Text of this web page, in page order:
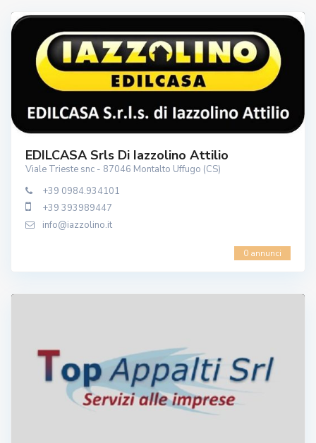
EDILCASA Srls Di Iazzolino Attilio
Viale Trieste snc - 87046 Montalto Uffugo (CS)
+39 0984.934101
+39 393989447
info@iazzolino.it
0 annunci